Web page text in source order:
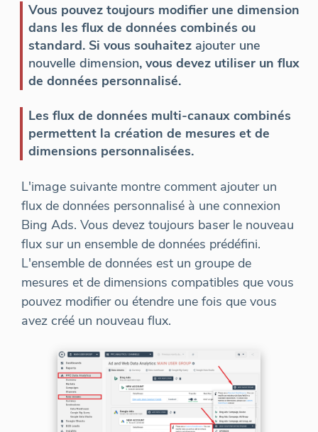
Vous pouvez toujours modifier une dimension
dans les flux de données combinés ou
standard. Si vous souhaitez ajouter une
nouvelle dimension, vous devez utiliser un flux
de données personnalisé.
Les flux de données multi-canaux combinés
permettent la création de mesures et de
dimensions personnalisées.
L'image suivante montre comment ajouter un
flux de données personnalisé à une connexion
Bing Ads. Vous devez toujours baser le nouveau
flux sur un ensemble de données prédéfini.
L'ensemble de données est un groupe de
mesures et de dimensions compatibles que vous
pouvez modifier ou étendre une fois que vous
avez créé un nouveau flux.